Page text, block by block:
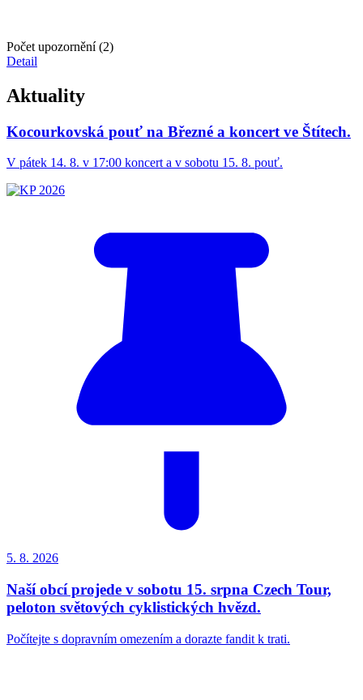
Počet upozornění (2)
Detail
Aktuality
Kocourkovská pouť na Březné a koncert ve Štítech.
V pátek 14. 8. v 17:00 koncert a v sobotu 15. 8. pouť.
5. 8. 2026
Naší obcí projede v sobotu 15. srpna Czech Tour,
peloton světových cyklistických hvězd.
Počítejte s dopravním omezením a dorazte fandit k trati.